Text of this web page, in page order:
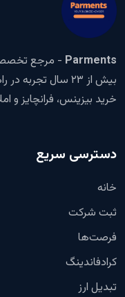
Parments - مرجع
بیش از ۲۳ سال
خرید بیزینس، فرانچایز و
دسترسی سریع
خانه
ثبت شرکت
فرصت‌ها
کرادفاندینگ
تبدیل ارز